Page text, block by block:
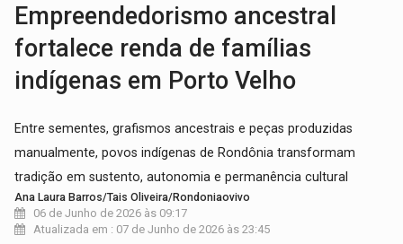
Empreendedorismo ancestral
fortalece renda de famílias
indígenas em Porto Velho
Entre sementes, grafismos ancestrais e peças produzidas
manualmente, povos indígenas de Rondônia transformam
tradição em sustento, autonomia e permanência cultural
Ana Laura Barros/Tais Oliveira/Rondoniaovivo
06 de Junho de 2026 às 09:17
Atualizada em : 07 de Junho de 2026 às 23:45